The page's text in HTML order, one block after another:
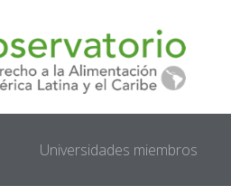
Universidades miembros